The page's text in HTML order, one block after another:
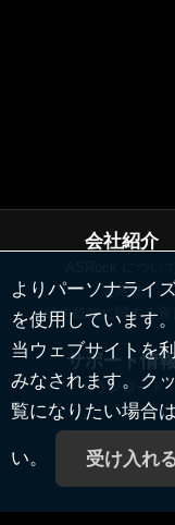
よりパーソナライ
を使用しています。
当ウェブサイトを
みなされます。ク
覧になりたい場合
い。
会社紹介
連絡先
紛争鉱物に関する宣
サポート情報
ダウンロード